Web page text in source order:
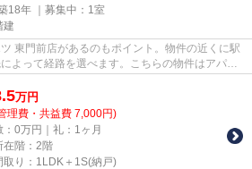
18年 ｜募集中： 1室
建
東門前店があるのもポイント。物件の近くに駅
よって経路を選べます。こちらの物件はアパー
万円
理費・共益費 7,000円)
：0万円｜礼：1ヶ月
在階：2階
取り：1LDK＋1S(納戸)